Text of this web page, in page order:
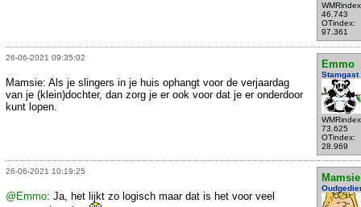
46.743
OTindex:
97.361
26-06-2021 09:35:02
Emmo
Stamgast
73.625
OTindex:
28.969
Mamsie: Als je slingers in je huis ophangt voor de verjaardag
van je (klein)dochter, dan zorg je er ook voor dat je er onderdoor
kunt lopen.
26-06-2021 10:19:25
Mamsie
@Emmo: Ja, het lijkt zo logisch maar dat is het voor veel